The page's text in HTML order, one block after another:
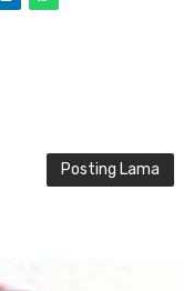
Posting Lama